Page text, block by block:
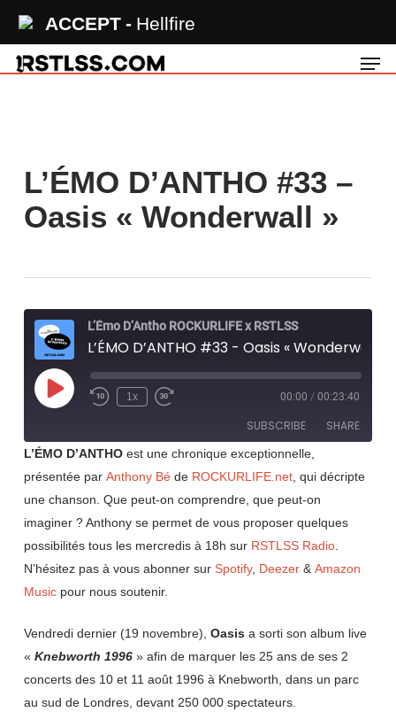
ACCEPT Hellfire
main
L’ÉMO D’ANTHO #33 –
Oasis « Wonderwall »
L’Émo D’Antho ROCKURLIFE x RSTLSS
L’ÉMO D’ANTHO #33 - Oasis « Wonderwall »
Play
Episode Rewind
1x
Fast
seconds
00:00 / 00:23:40
SUBSCRIBE SHARE
RSS FEED
SHARE
LINK
EMBED
L’ÉMO D’ANTHOest une chronique exceptionnelle,
présentée par Anthony Béde ROCKURLIFE.net, qui décripte
une chanson. Que peut-on comprendre, que peut-on
imaginer ? Anthony se permet de vous proposer quelques
possibilités tous les mercredis à 18h surRSTLSS Radio.
N’hésitez pas à vous abonner sur Spotify, Deezer& Amazon
Musicpour nous soutenir.
Vendredi dernier (19 novembre), Oasis a sorti son album live
« Knebworth 1996» afin de marquer les 25 ans de ses 2
concerts des 10 et 11 août 1996 à Knebworth, dans un parc
au sud de Londres, devant 250 000 spectateurs.